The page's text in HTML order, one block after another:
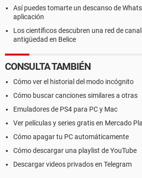
Así puedes tomarte un descanso de
aplicación
Los científicos descubren una red de
antigüedad en Belice
CONSULTA TAMBIÉN
Cómo ver el historial del modo incógnito
Cómo buscar canciones similares a otras
Emuladores de PS4 para PC y Mac
Ver películas y series gratis en Mercado
Cómo apagar tu PC automáticamente
Cómo descargar una playlist de YouTube
Descargar videos privados en Telegram